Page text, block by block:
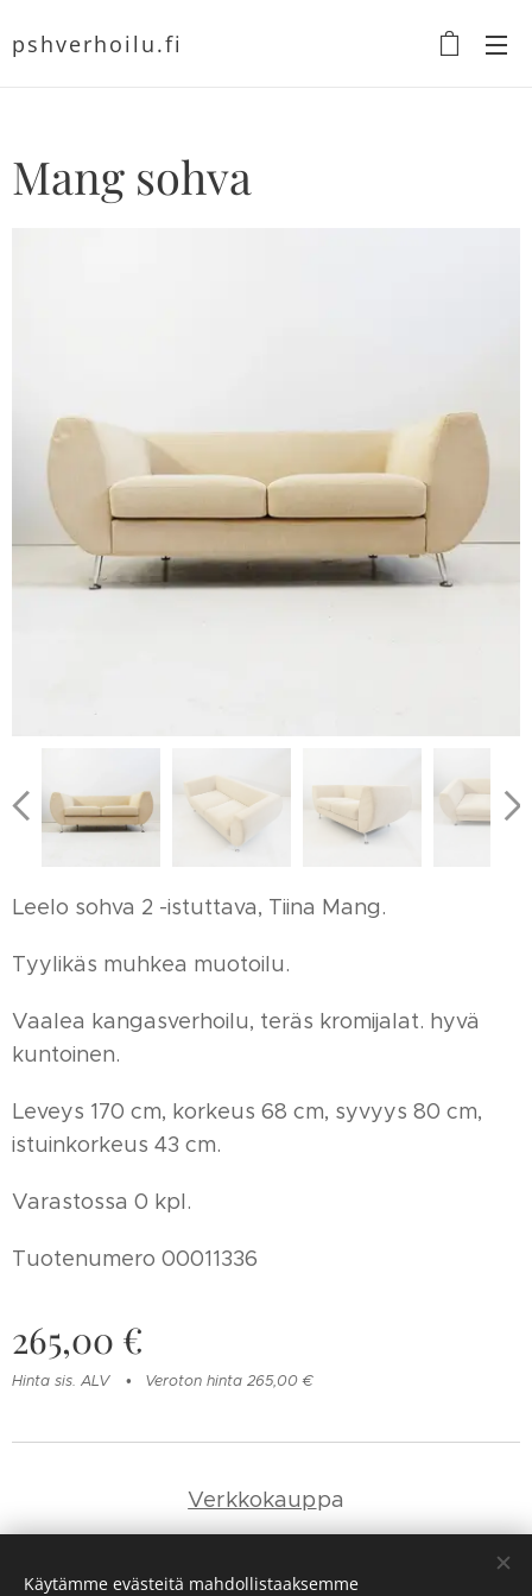
pshverhoilu.fi
Mang sohva
Leelo sohva 2 -istuttava, Tiina Mang.
Tyylikäs muhkea muotoilu.
Vaalea kangasverhoilu, teräs kromijalat. hyvä
kuntoinen.
Leveys 170 cm, korkeus 68 cm, syvyys 80 cm,
istuinkorkeus 43 cm.
Varastossa 0 kpl.
Tuotenumero 00011336
265,00 €
Hinta sis. ALV Veroton hinta 265,00 €
Verkkokauppa
Yhteystiedot
Käytämme evästeitä mahdollistaaksemme